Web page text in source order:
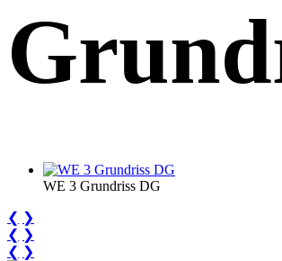
WE 3 Grundriss DG
❮ ❯
❮ ❯
❮ ❯